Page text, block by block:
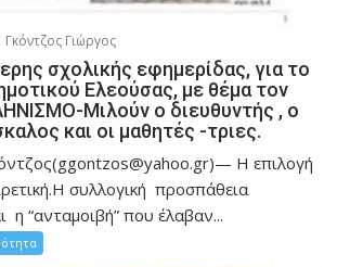
Γκόντζος Γιώργος
σχολικής εφημερίδας, για το
Ελεούσας, με θέμα τον
Μιλούν ο διευθυντής , ο
και οι μαθητές -τριες.
Η επιλογή
συλλογική προσπάθεια
η “ανταμοιβή” που έλαβαν...